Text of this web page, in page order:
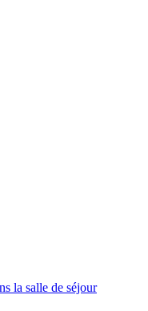
la salle de séjour